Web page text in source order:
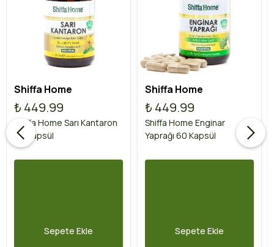
Shiffa Home
₺ 449.99
Shiffa Home Sarı Kantaron
60 Kapsül
Sepete Ekle
Shiffa Home
₺ 449.99
Shiffa Home Enginar
Yaprağı 60 Kapsül
Sepete Ekle